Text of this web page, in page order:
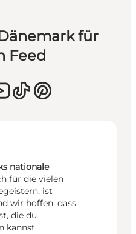
für
Feed
nationale
für die vielen
ist
wir hoffen, dass
die du
kannst.